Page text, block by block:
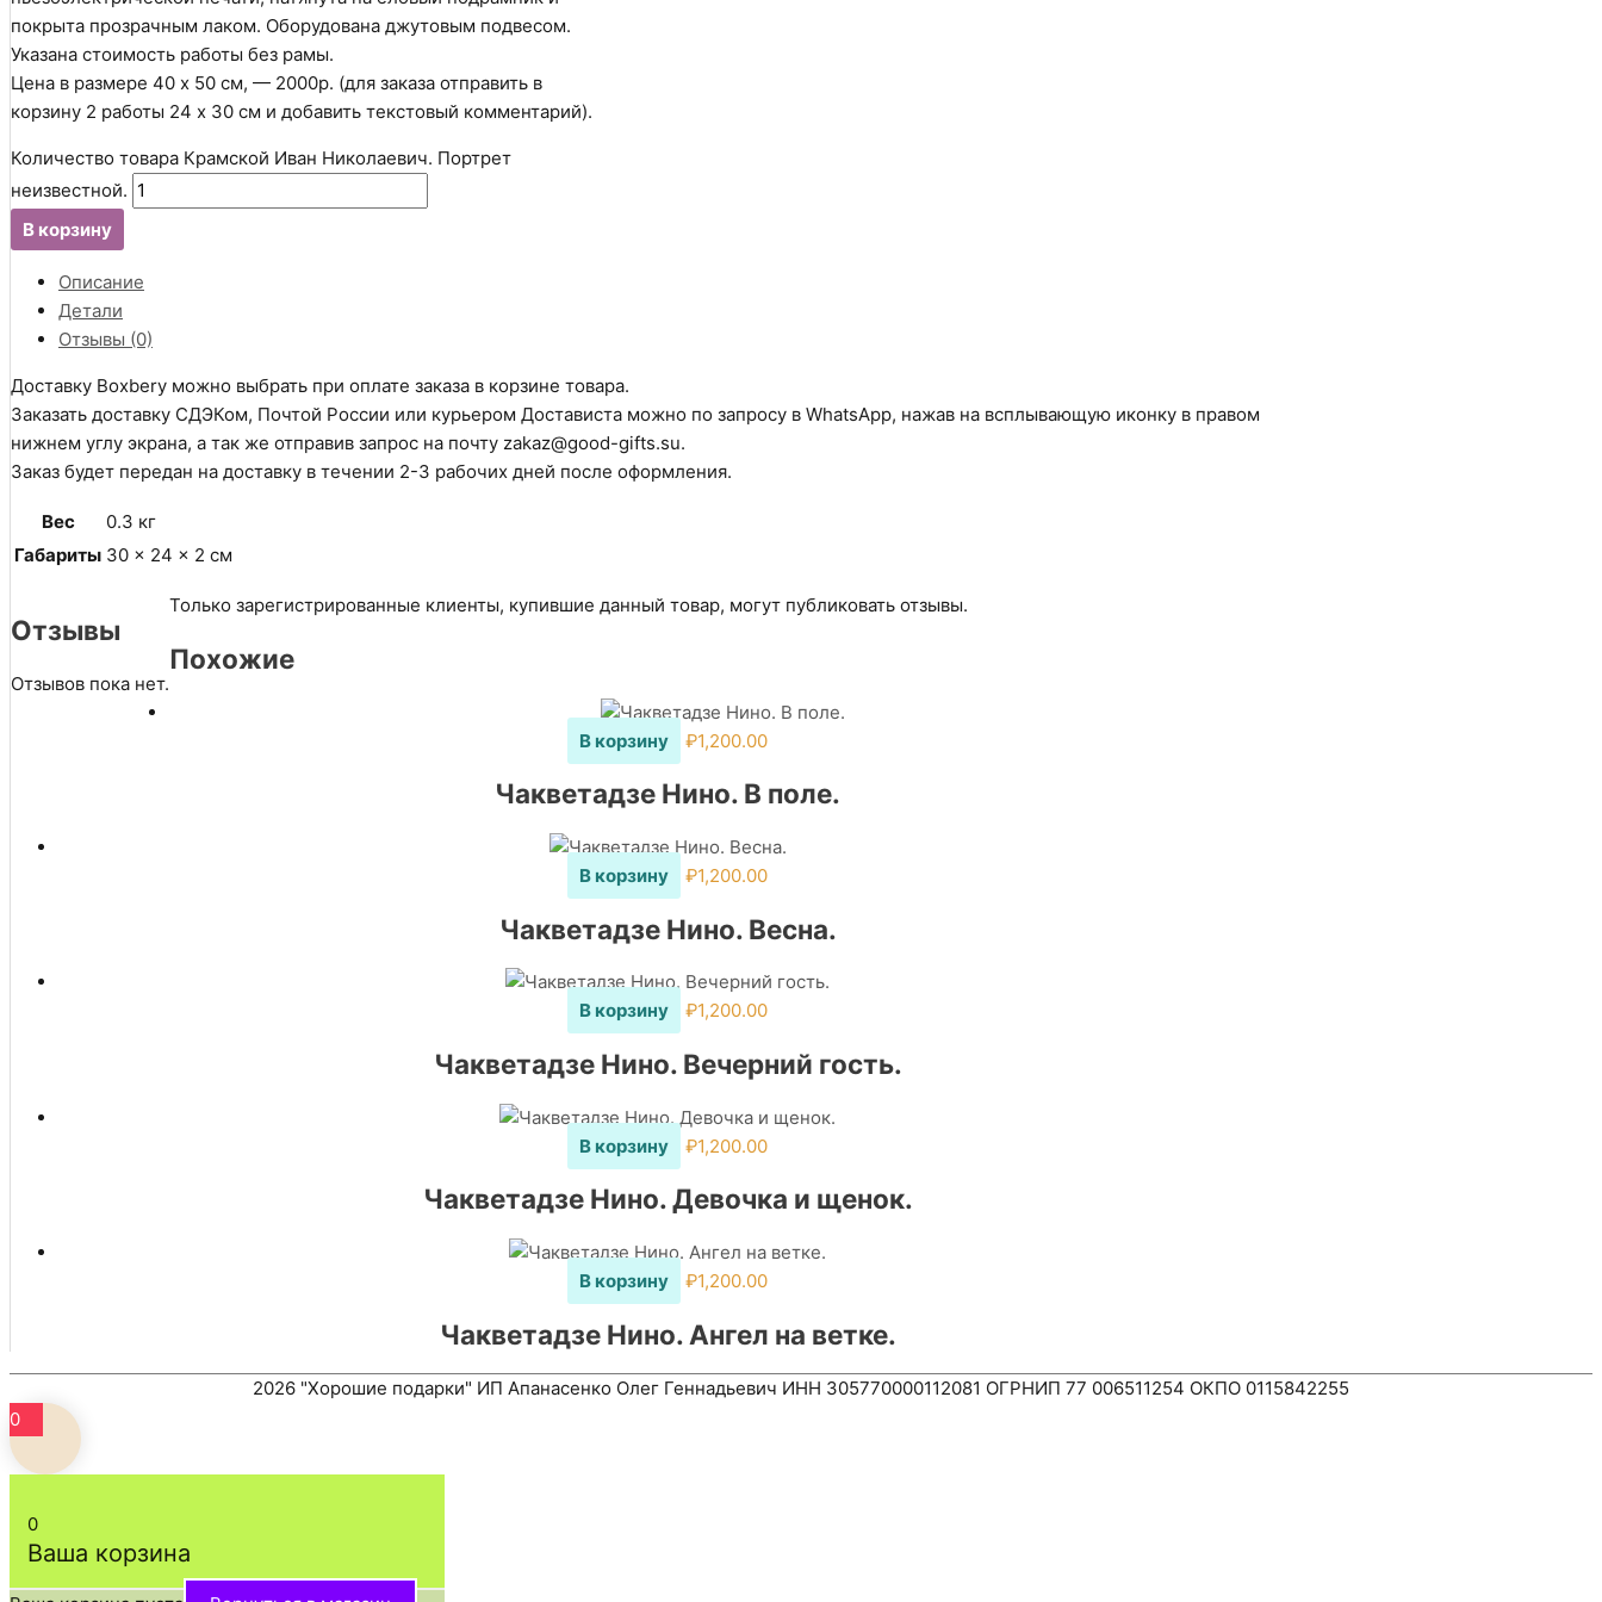
покрыта прозрачным лаком. Оборудована джутовым подвесом.
Указана стоимость работы без рамы.
Цена в размере 40 х 50 см, — 2000р. (для заказа отправить в
корзину 2 работы 24 х 30 см и добавить текстовый комментарий).
Количество товара Крамской Иван Николаевич. Портрет
неизвестной.
В корзину
Описание
Детали
Отзывы (0)
Доставку Boxbery можно выбрать при оплате заказа в корзине товара.
Заказать доставку СДЭКом, Почтой России или курьером Достависта можно по запросу в WhatsApp, нажав на всплывающую иконку в правом
нижнем углу экрана, а так же отправив запрос на почту zakaz@good-gifts.su.
Заказ будет передан на доставку в течении 2-3 рабочих дней после оформления.
Вес
0.3 кг
Габариты 30 × 24 × 2 см
Отзывы
Отзывов пока нет.
Только зарегистрированные клиенты, купившие данный товар, могут публиковать отзывы.
Похожие
В корзину ₽1,200.00
Чакветадзе Нино. В поле.
В корзину ₽1,200.00
Чакветадзе Нино. Весна.
В корзину ₽1,200.00
Чакветадзе Нино. Вечерний гость.
В корзину ₽1,200.00
Чакветадзе Нино. Девочка и щенок.
В корзину ₽1,200.00
Чакветадзе Нино. Ангел на ветке.
2026 "Хорошие подарки" ИП Апанасенко Олег Геннадьевич ИНН 305770000112081 ОГРНИП 77 006511254 ОКПО 0115842255
0
0
Ваша корзина